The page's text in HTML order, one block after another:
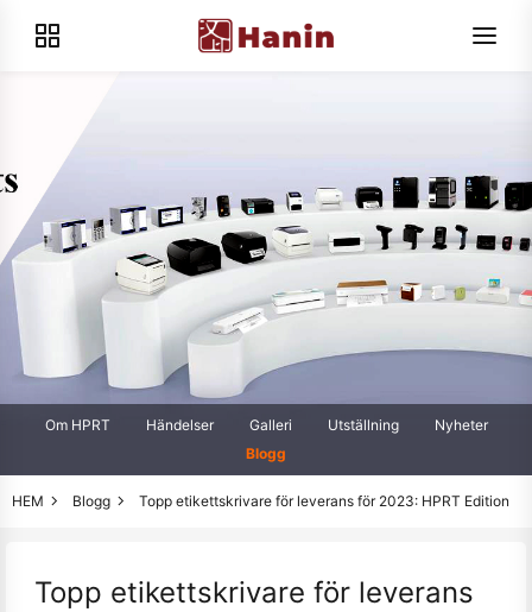
Om HPRT Händelser Galleri Utställning
Nyheter
Blogg
HEM Blogg Topp etikettskrivare för leverans för 2023: HPRT Edition
Topp etikettskrivare för leverans